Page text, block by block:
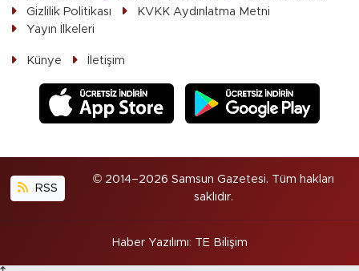
Gizlilik Politikası
KVKK Aydınlatma Metni
Yayın İlkeleri
Künye İletişim
RSS
© 2014–2026 Samsun Gazetesi. Tüm hakları
saklıdır.
Haber Yazılımı: TE Bilişim